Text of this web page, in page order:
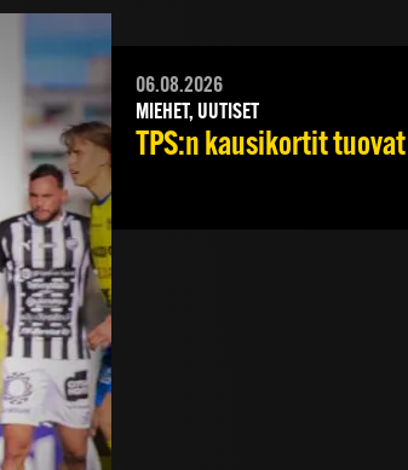
06.08.2026
MIEHET, UUTISET
TPS:n kausikortit